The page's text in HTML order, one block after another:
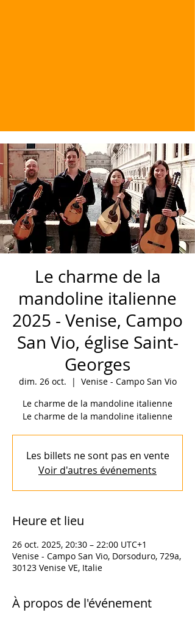
Le charme de la
mandoline italienne
2025 - Venise, Campo
San Vio, église Saint-
Georges
dim. 26 oct.
  |
Venise - Campo San Vio
Le charme de la mandoline italienne
Le charme de la mandoline italienne
Les billets ne sont pas en vente
Voir d'autres événements
Heure et lieu
26 oct. 2025, 20:30 – 22:00 UTC+1
Venise - Campo San Vio, Dorsoduro, 729a,
30123 Venise VE, Italie
À propos de l'événement